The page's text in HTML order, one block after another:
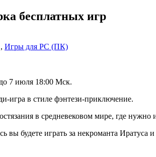
бесплатных игр
, Игры для PC (ПК)
7 июля 18:00 Мск.
игра в стиле фэнтези-приключение.
в средневековом мире, где нужно
вы будете играть за некроманта Иратуса